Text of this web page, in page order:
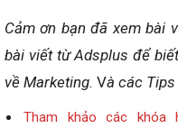
Cảm ơn bạn đã xem bài
bài viết từ Adsplus để
về Marketing. Và các Tips
Tham khảo các khóa